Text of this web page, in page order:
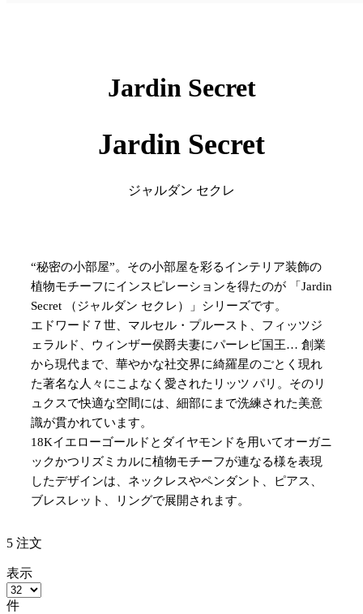
Jardin Secret
Jardin Secret
ジャルダン セクレ
“秘密の小部屋”。その小部屋を彩るインテリア装飾の
植物モチーフにインスピレーションを得たのが 「Jardin
Secret （ジャルダン セクレ）」シリーズです。
エドワード７世、マルセル・プルースト、フィッツジ
ェラルド、ウィンザー侯爵夫妻にパーレビ国王… 創業
から現代まで、華やかな社交界に綺羅星のごとく現れ
た著名な人々にこよなく愛されたリッツ パリ。 そのリ
ュクスで快適な空間には、細部にまで洗練された美意
識が貫かれています。
18Kイエローゴールドとダイヤモンドを用いてオーガニ
ックかつリズミカルに植物モチーフが連なる様を表現
したデザインは、 ネックレスやペンダント、ピアス、
ブレスレット、リングで展開されます。
5 注文
表示
件